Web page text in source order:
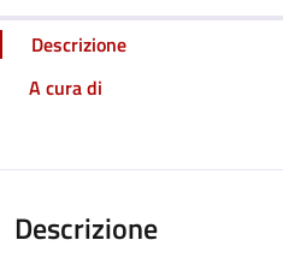
Descrizione
A cura di
Descrizione